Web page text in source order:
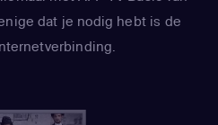
dat je nodig hebt is de